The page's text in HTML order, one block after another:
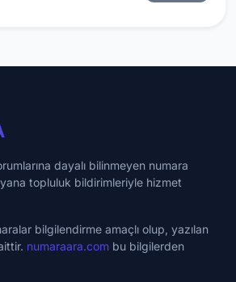
dayalı bilinmeyen numara
topluluk bildirimleriyle hizmet
bilgilendirme amaçlı olup, yazılan
numaraara.com bu bilgilerden